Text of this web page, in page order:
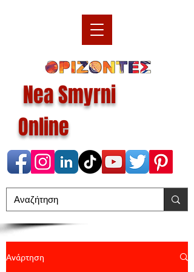
Nea Smyrni
Online
Ανάρτηση